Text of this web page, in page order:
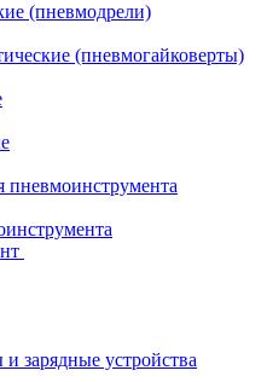
(пневмодрели)
(пневмогайковерты)
пневмоинструмента
зарядные устройства